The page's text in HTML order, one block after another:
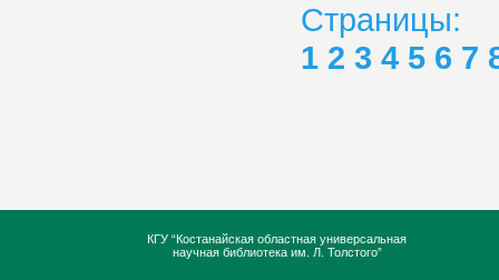
Страницы:
1 2 3 4 5 6 7
КГУ “Костанайская областная универсальная
научная библиотека им. Л. Толстого”